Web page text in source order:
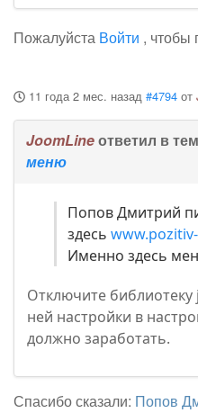
Пожалуйста Войти , чтобы
11 года 2 мес. назад #4794 от
JoomLineответил в
меню
Попов Дмитрий
здесь
Именно здесь
Отключите библиотеку
ней настройки в
должно заработать.
Спасибо сказали: Попов